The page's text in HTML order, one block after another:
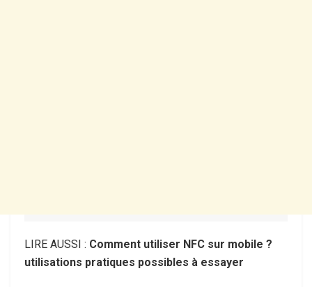
LIRE AUSSI : Comment utiliser NFC sur mobile ?
utilisations pratiques possibles à essayer